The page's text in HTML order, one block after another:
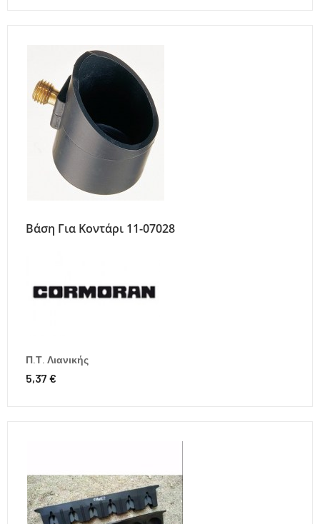
Βάση Για Κοντάρι 11-07028
Π.Τ. Λιανικής
5,37 €